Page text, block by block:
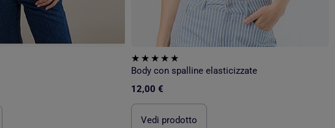
Body con spalline elasticizzate
12,00 €
Vedi prodotto